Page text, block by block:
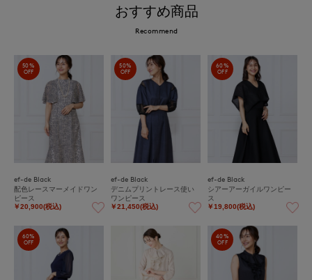
おすすめ商品
Recommend
50%
OFF
ef-de Black
配色レースマーメイドワン
ピース
￥20,900(税込)
50%
OFF
ef-de Black
デニムプリントレース使い
ワンピース
￥21,450(税込)
60%
OFF
ef-de Black
シアーアーガイルワンピー
ス
￥19,800(税込)
60%
OFF
40%
OFF